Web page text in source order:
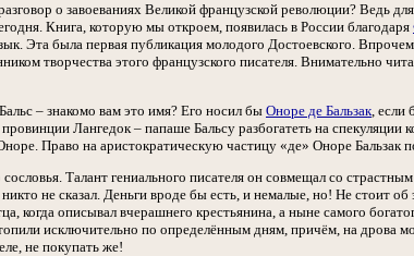
о завоеваниях Великой французской революции? Ведь
Книга, которую мы откроем, появилась в России благодаря
Эта была первая публикация молодого Достоевского.
творчества этого французского писателя. Внимательно
– знакомо вам это имя? Его носил бы Оноре де Бальзак, если
Лангедок – папаше Бальсу разбогатеть на
Право на аристократическую частицу «де» Оноре Бальзак
Талант гениального писателя он совмещал со
не сказал. Деньги вроде бы есть, и немалые, но! Не стоит
когда описывал вчерашнего крестьянина, а ныне самого
исключительно по определённым дням, причём, на дрова
не покупать же!